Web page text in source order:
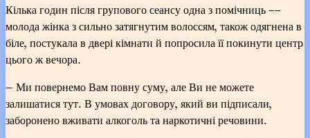
Кілька годин після групового сеансу одна з помічниць ––
молода жінка з сильно затягнутим волоссям, також одягнена в
біле, постукала в двері кімнати й попросила її покинути центр
цього ж вечора.
— Ми повернемо Вам повну суму, але Ви не можете
залишатися тут. В умовах договору, який ви підписали,
заборонено вживати алкоголь та наркотичні речовини.